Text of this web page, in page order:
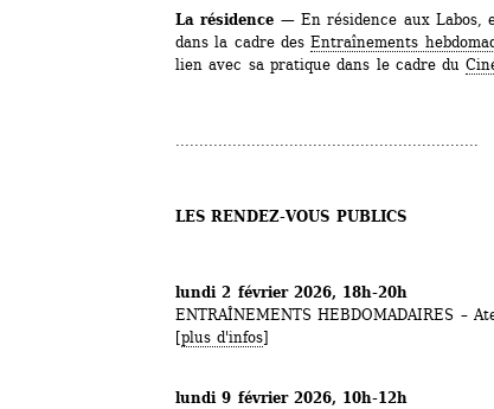
La résidence — En résidence aux Labos,
dans la cadre des Entraînements
lien avec sa pratique dans le cadre du
LES RENDEZ-VOUS PUBLICS
lundi 2 février 2026, 18h-20h
ENTRAÎNEMENTS HEBDOMADAIRES –
[plus d'infos]
lundi 9 février 2026, 10h-12h